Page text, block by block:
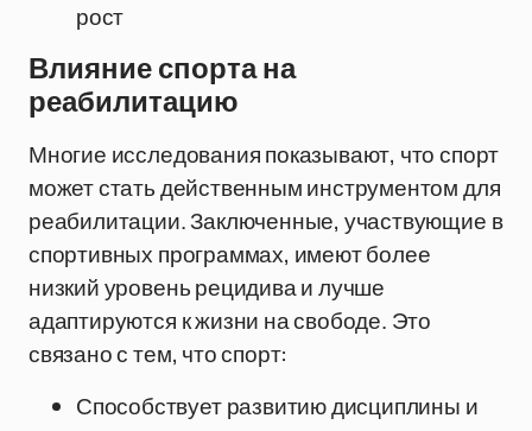
рост
Влияние спорта на
реабилитацию
Многие исследования показывают, что спорт
может стать действенным инструментом для
реабилитации. Заключенные, участвующие в
спортивных программах, имеют более
низкий уровень рецидива и лучше
адаптируются к жизни на свободе. Это
связано с тем, что спорт:
Способствует развитию дисциплины и